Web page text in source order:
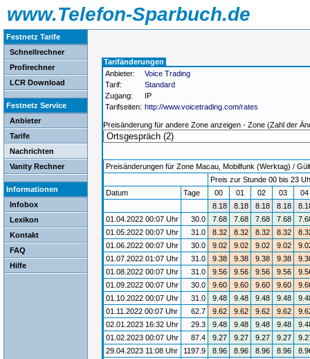
www.Telefon-Sparbuch.de
Festnetz Tarife
Schnellrechner
Profirechner
LCR Download
Festnetz Service
Anbieter
Tarife
Nachrichten
Vanity Rechner
Informationen
Infobox
Lexikon
Kontakt
FAQ
Hilfe
Tarifänderungen
Anbieter:
Voice Trading
Tarif:
Standard
Zugang:
IP
Tarifseiten: http://www.voicetrading.com/rates
Preisänderung für andere Zone anzeigen - Zone (Zahl der
Preisänderungen für Zone Macau, Mobilfunk (Werktag) /
Preis zur Stunde 00 bis 23
Datum
Tage 00 01 02 03
8.18
8.18 8.18 8.18
01.04.2022 00:07 Uhr
30.0 7.68 7.68 7.68 7.68
01.05.2022 00:07 Uhr
31.0 8.32 8.32 8.32 8.32
01.06.2022 00:07 Uhr
30.0 9.02 9.02 9.02 9.02
01.07.2022 01:07 Uhr
31.0 9.38 9.38 9.38 9.38
01.08.2022 00:07 Uhr
31.0 9.56 9.56 9.56 9.56
01.09.2022 00:07 Uhr
30.0 9.60 9.60 9.60 9.60
01.10.2022 00:07 Uhr
31.0 9.48 9.48 9.48 9.48
01.11.2022 00:07 Uhr
62.7 9.62 9.62 9.62 9.62
02.01.2023 16:32 Uhr
29.3 9.48 9.48 9.48 9.48
01.02.2023 00:07 Uhr
87.4 9.27 9.27 9.27 9.27
29.04.2023 11:08 Uhr
1197.9 8.96 8.96 8.96 8.96